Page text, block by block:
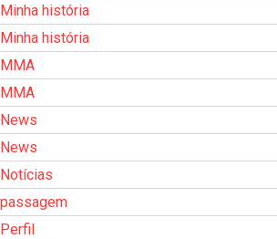
Minha história
Minha história
MMA
MMA
News
News
Notícias
passagem
Perfil